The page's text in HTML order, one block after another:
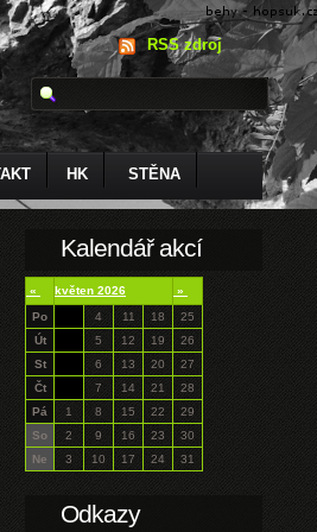
RSS zdroj
HK STĚNA
Kalendář akcí
« květen 2026
»
Po
4 11 18
25
Út
5 12 19
26
St
6 13 20
27
Čt
7 14 21
28
Pá
1 8 15 22
29
So
2 9 16 23
30
Ne
3 10 17 24 31
Odkazy